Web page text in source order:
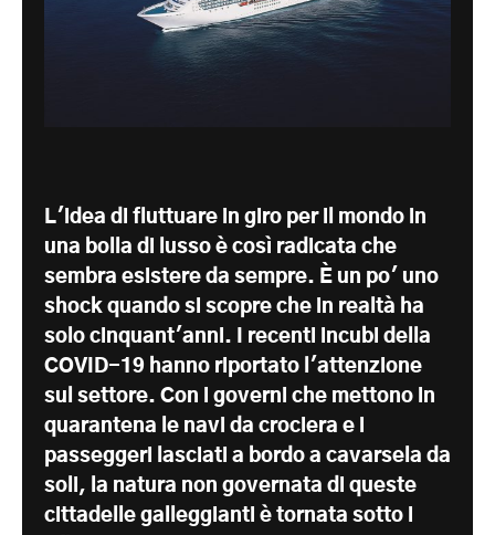
L'idea di fluttuare in giro per il mondo in
una bolla di lusso è così radicata che
sembra esistere da sempre. È un po' uno
shock quando si scopre che in realtà ha
solo cinquant'anni. I recenti incubi della
COVID-19 hanno riportato l'attenzione
sul settore. Con i governi che mettono in
quarantena le navi da crociera e i
passeggeri lasciati a bordo a cavarsela da
soli, la natura non governata di queste
cittadelle galleggianti è tornata sotto i